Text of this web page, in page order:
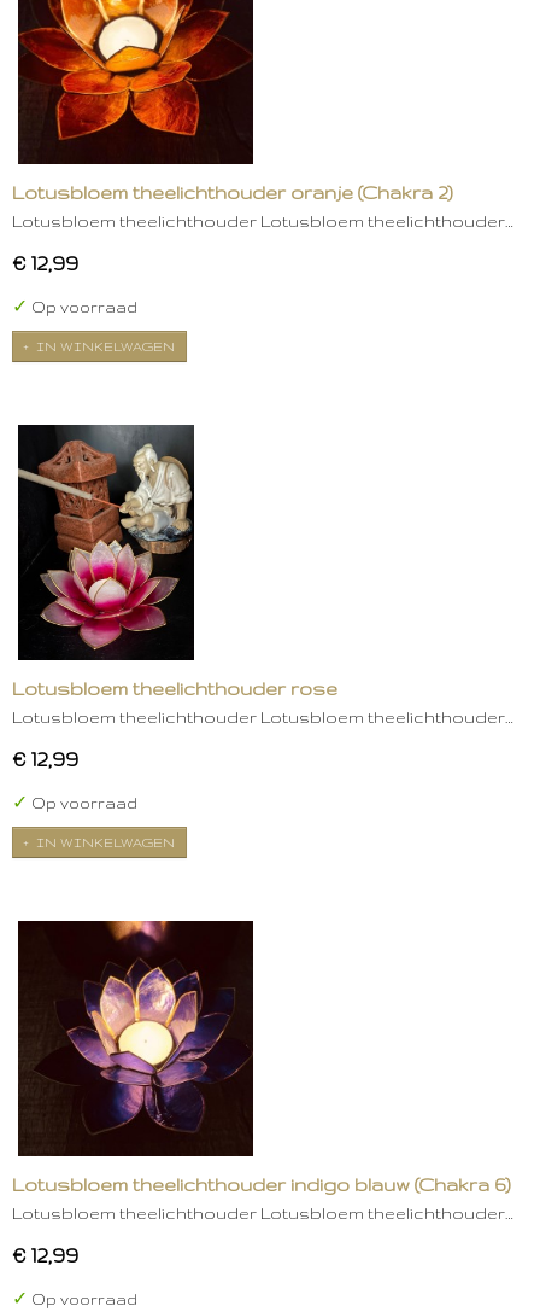
Lotusbloem theelichthouder oranje (Chakra 2)
Lotusbloem theelichthouder Lotusbloem theelichthouder…
€ 12,99
✓ Op voorraad
IN WINKELWAGEN
Lotusbloem theelichthouder rose
Lotusbloem theelichthouder Lotusbloem theelichthouder…
€ 12,99
✓ Op voorraad
IN WINKELWAGEN
Lotusbloem theelichthouder indigo blauw (Chakra 6)
Lotusbloem theelichthouder Lotusbloem theelichthouder…
€ 12,99
✓ Op voorraad